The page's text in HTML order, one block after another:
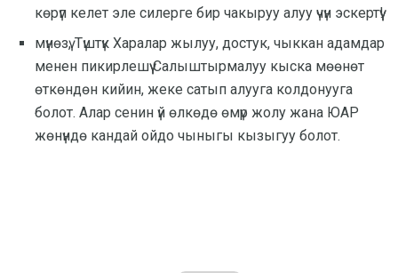
көрүп келет эле силерге бир чакыруу алуу үчүн эскертүү!
мүнөзү, Түштүк Харалар жылуу, достук, чыккан адамдар
менен пикирлешүү Салыштырмалуу кыска мөөнөт
өткөндөн кийин, жеке сатып алууга колдонууга
болот. Алар сенин үй өлкөдө өмүр жолу жана ЮАР
жөнүндө кандай ойдо чыныгы кызыгуу болот.